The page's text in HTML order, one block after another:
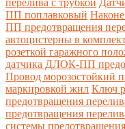
ПП поплавковый
ПП предотвращения
автоцистерны в
розеткой гаражного
датчика ДЛОК-ПП
Провод морозостойкий
маркировкой жил Ключ
предотвращения
предотвращения
системы